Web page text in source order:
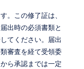
。この修了証は、
出時の必須書類と
てください。届出
審査を経て受領委
ら承認までは一定